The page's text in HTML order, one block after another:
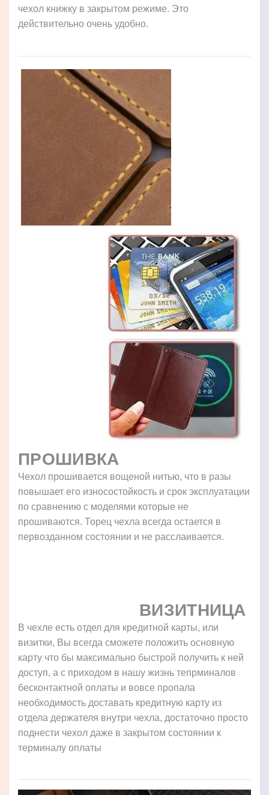
чехол книжку в закрытом режиме. Это
действительно очень удобно.
ПРОШИВКА
Чехол прошивается вощеной нитью, что в разы
повышает его износостойкость и срок эксплуатации
по сравнению с моделями которые не
прошиваются. Торец чехла всегда остается в
первозданном состоянии и не расслаивается.
ВИЗИТНИЦА
В чехле есть отдел для кредитной карты, или
визитки, Вы всегда сможете положить основную
карту что бы максимально быстрой получить к ней
доступ, а с приходом в нашу жизнь тепрминалов
бесконтактной оплаты и вовсе пропала
необходимость доставать кредитную карту из
отдела держателя внутри чехла, достаточно просто
поднести чехол даже в закрытом состоянии к
терминалу оплаты